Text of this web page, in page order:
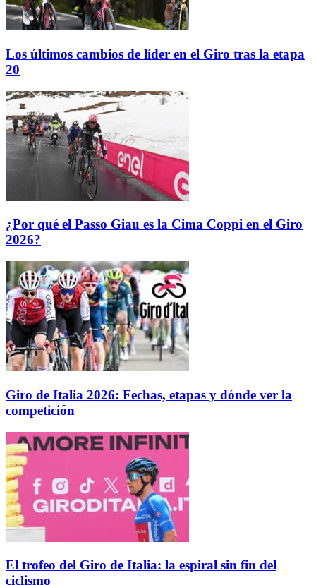
Los últimos cambios de líder en el Giro tras la etapa
20
¿Por qué el Passo Giau es la Cima Coppi en el Giro
2026?
Giro de Italia 2026: Fechas, etapas y dónde ver la
competición
El trofeo del Giro de Italia: la espiral sin fin del
ciclismo